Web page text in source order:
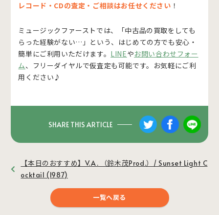
レコード・CDの査定・ご相談はお任せください ！
ミュージックファーストでは、「中古品の買取をしても
らった経験がない…」という、はじめての方でも安心・
簡単にご利用いただけます。 LINEやお問い合わせフォー
ム、フリーダイヤルで仮査定も可能です。お気軽にご利
用ください♪
SHARE THIS ARTICLE
【本日のおすすめ】V.A. （鈴木茂Prod.）/ Sunset Light C
ocktail (1987)
一覧へ戻る